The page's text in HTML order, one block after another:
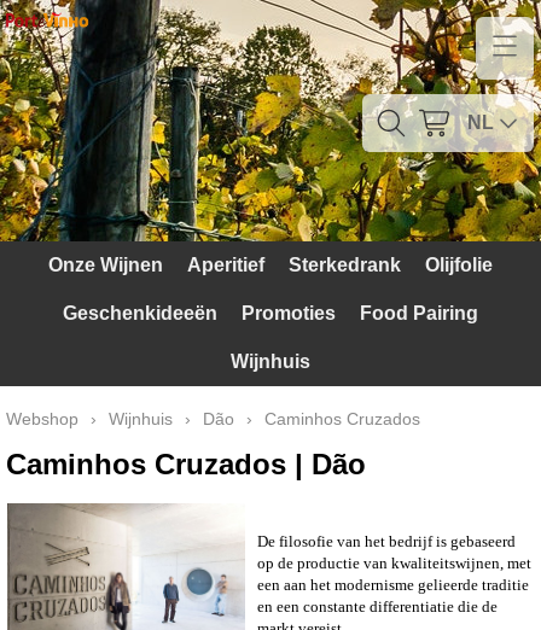
Home
Contact
Mijn account
Verzendkosten
Witte druiven
Rode Druiven
NL
Onze Wijnen Aperitief Sterkedrank Olijfolie
Geschenkideeën Promoties Food Pairing
Wijnhuis
Webshop › Wijnhuis › Dão › Caminhos Cruzados
Caminhos Cruzados | Dão
De filosofie van het bedrijf is gebaseerd
op de productie van kwaliteitswijnen, met
een aan het modernisme gelieerde traditie
en een constante differentiatie die de